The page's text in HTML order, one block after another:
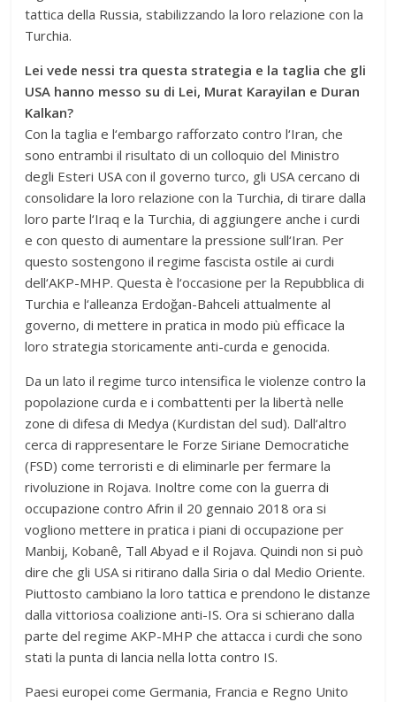
tattica della Russia, stabilizzando la loro relazione con la
Turchia.
Lei vede nessi tra questa strategia e la taglia che gli
USA hanno messo su di Lei, Murat Karayilan e Duran
Kalkan?
Con la taglia e l‘embargo rafforzato contro l‘Iran, che
sono entrambi il risultato di un colloquio del Ministro
degli Esteri USA con il governo turco, gli USA cercano di
consolidare la loro relazione con la Turchia, di tirare dalla
loro parte l‘Iraq e la Turchia, di aggiungere anche i curdi
e con questo di aumentare la pressione sull‘Iran. Per
questo sostengono il regime fascista ostile ai curdi
dell‘AKP-MHP. Questa è l‘occasione per la Repubblica di
Turchia e l‘alleanza Erdoğan-Bahceli attualmente al
governo, di mettere in pratica in modo più efficace la
loro strategia storicamente anti-curda e genocida.
Da un lato il regime turco intensifica le violenze contro la
popolazione curda e i combattenti per la libertà nelle
zone di difesa di Medya (Kurdistan del sud). Dall‘altro
cerca di rappresentare le Forze Siriane Democratiche
(FSD) come terroristi e di eliminarle per fermare la
rivoluzione in Rojava. Inoltre come con la guerra di
occupazione contro Afrin il 20 gennaio 2018 ora si
vogliono mettere in pratica i piani di occupazione per
Manbij, Kobanê, Tall Abyad e il Rojava. Quindi non si può
dire che gli USA si ritirano dalla Siria o dal Medio Oriente.
Piuttosto cambiano la loro tattica e prendono le distanze
dalla vittoriosa coalizione anti-IS. Ora si schierano dalla
parte del regime AKP-MHP che attacca i curdi che sono
stati la punta di lancia nella lotta contro IS.
Paesi europei come Germania, Francia e Regno Unito